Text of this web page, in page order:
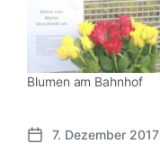
Blumen am Bahnhof
7. Dezember 2017